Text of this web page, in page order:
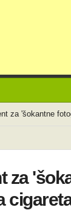
za 'šokantne
za